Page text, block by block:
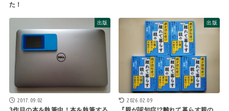
た！
出版
2017.09.02
出版
2026.02.09